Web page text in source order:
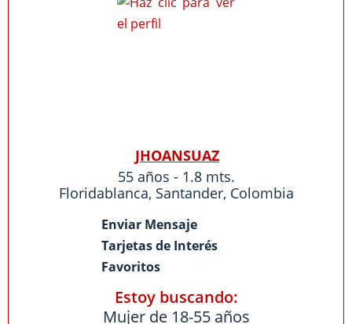
JHOANSUAZ
55 años - 1.8 mts.
Floridablanca, Santander, Colombia
Enviar Mensaje
Tarjetas de Interés
Favoritos
Estoy buscando:
Mujer de 18-55 años